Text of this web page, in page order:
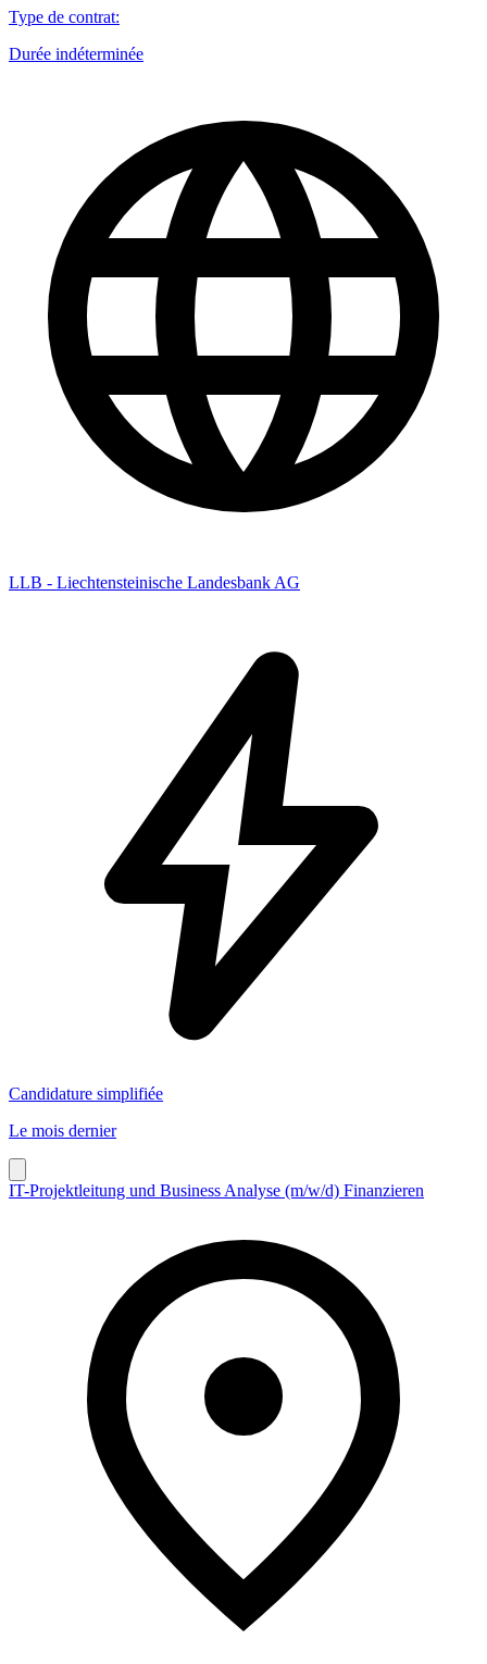
Type de contrat:
Durée indéterminée
LLB - Liechtensteinische Landesbank AG
Candidature simplifiée
Le mois dernier
IT-Projektleitung und Business Analyse (m/w/d) Finanzieren